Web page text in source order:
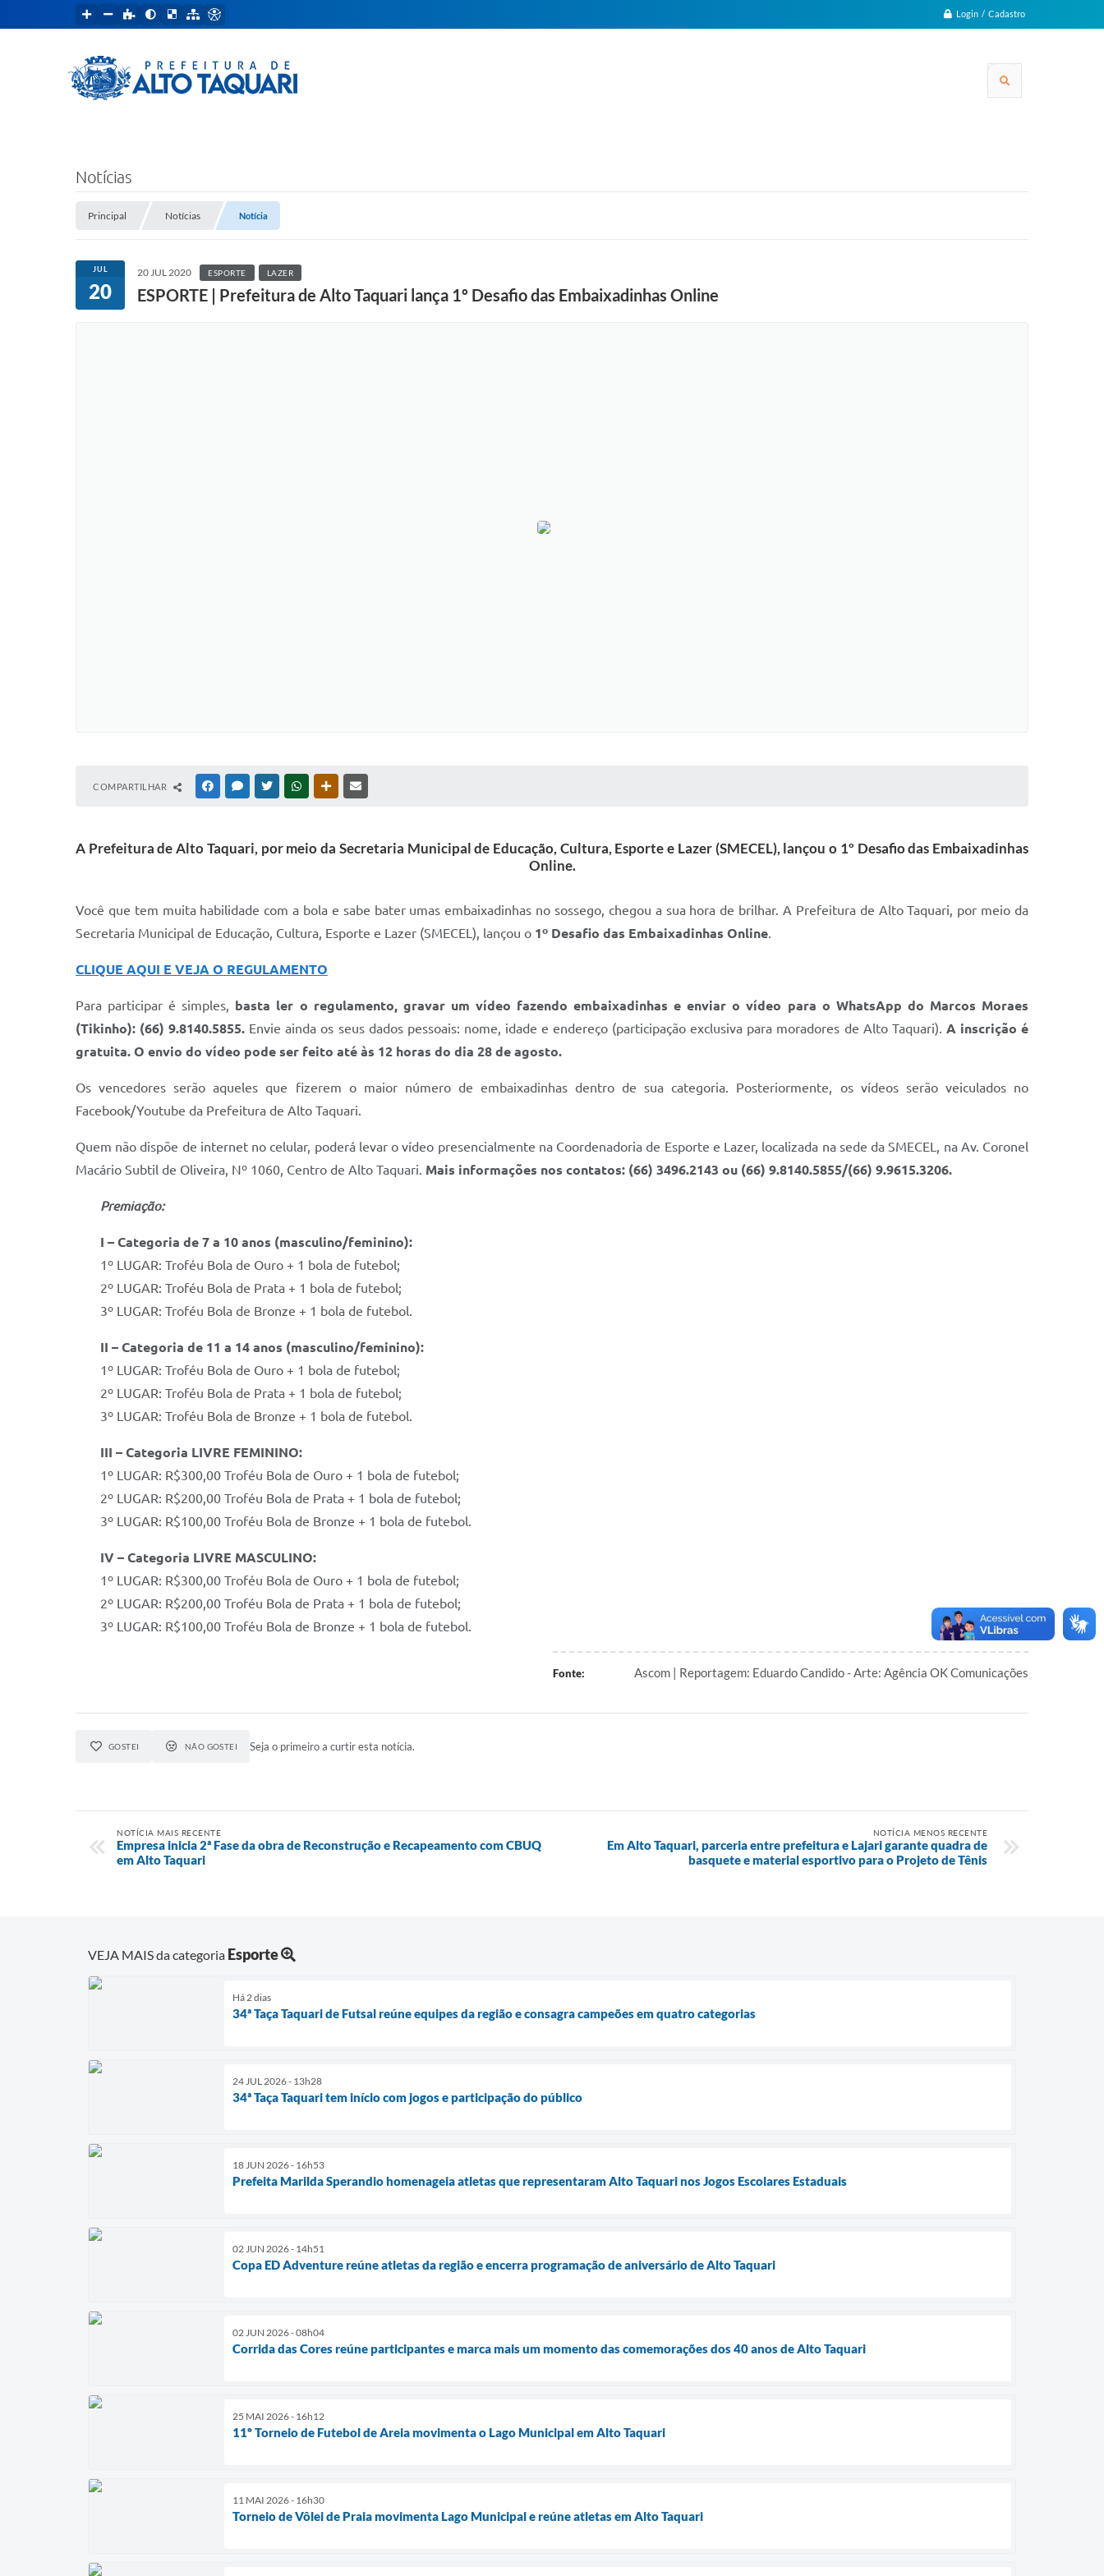
Login / Cadastro
Notícias
Principal Notícias Notícia
JUL
20
20 JUL 2020 ESPORTE LAZER
ESPORTE | Prefeitura de Alto Taquari lança 1º Desafio das Embaixadinhas Online
COMPARTILHAR FACEBOOKMESSENGER
TWITTERWHATSAPPOUTRAS MÍDIAS
A Prefeitura de Alto Taquari, por meio da Secretaria Municipal de Educação, Cultura, Esporte e Lazer (SMECEL), lançou o 1º Desafio das Embaixadinhas
Online.
Você que tem muita habilidade com a bola e sabe bater umas embaixadinhas no sossego, chegou a sua hora de brilhar. A Prefeitura de Alto Taquari, por meio da
Secretaria Municipal de Educação, Cultura, Esporte e Lazer (SMECEL), lançou o 1º Desafio das Embaixadinhas Online.
CLIQUE AQUI E VEJA O REGULAMENTO
Para participar é simples, basta ler o regulamento, gravar um vídeo fazendo embaixadinhas e enviar o vídeo para o WhatsApp do Marcos Moraes
(Tikinho): (66) 9.8140.5855. Envie ainda os seus dados pessoais: nome, idade e endereço (participação exclusiva para moradores de Alto Taquari). A inscrição é
gratuita. O envio do vídeo pode ser feito até às 12 horas do dia 28 de agosto.
Os vencedores serão aqueles que fizerem o maior número de embaixadinhas dentro de sua categoria. Posteriormente, os vídeos serão veiculados no
Facebook/Youtube da Prefeitura de Alto Taquari.
Quem não dispõe de internet no celular, poderá levar o vídeo presencialmente na Coordenadoria de Esporte e Lazer, localizada na sede da SMECEL, na Av. Coronel
Macário Subtil de Oliveira, Nº 1060, Centro de Alto Taquari. Mais informações nos contatos: (66) 3496.2143 ou (66) 9.8140.5855/(66) 9.9615.3206.
Premiação:
I – Categoria de 7 a 10 anos (masculino/feminino):
1º LUGAR: Troféu Bola de Ouro + 1 bola de futebol;
2º LUGAR: Troféu Bola de Prata + 1 bola de futebol;
3º LUGAR: Troféu Bola de Bronze + 1 bola de futebol.
II – Categoria de 11 a 14 anos (masculino/feminino):
1º LUGAR: Troféu Bola de Ouro + 1 bola de futebol;
2º LUGAR: Troféu Bola de Prata + 1 bola de futebol;
3º LUGAR: Troféu Bola de Bronze + 1 bola de futebol.
III – Categoria LIVRE FEMININO:
1º LUGAR: R$300,00 Troféu Bola de Ouro + 1 bola de futebol;
2º LUGAR: R$200,00 Troféu Bola de Prata + 1 bola de futebol;
3º LUGAR: R$100,00 Troféu Bola de Bronze + 1 bola de futebol.
IV – Categoria LIVRE MASCULINO:
1º LUGAR: R$300,00 Troféu Bola de Ouro + 1 bola de futebol;
2º LUGAR: R$200,00 Troféu Bola de Prata + 1 bola de futebol;
3º LUGAR: R$100,00 Troféu Bola de Bronze + 1 bola de futebol.
Fonte: Ascom | Reportagem: Eduardo Candido - Arte: Agência OK Comunicações
GOSTEI NÃO GOSTEI Seja o primeiro a curtir esta notícia.
NOTÍCIA MAIS RECENTE
Empresa inicia 2ª Fase da obra de Reconstrução e Recapeamento com CBUQ
em Alto Taquari
NOTÍCIA MENOS RECENTE
Em Alto Taquari, parceria entre prefeitura e Lajari garante quadra de
basquete e material esportivo para o Projeto de Tênis
VEJA MAIS da categoria Esporte
Há 2 dias
34ª Taça Taquari de Futsal reúne equipes da região e consagra campeões em quatro categorias
24 JUL 2026 - 13h28
34ª Taça Taquari tem início com jogos e participação do público
18 JUN 2026 - 16h53
Prefeita Marilda Sperandio homenageia atletas que representaram Alto Taquari nos Jogos Escolares Estaduais
02 JUN 2026 - 14h51
Copa ED Adventure reúne atletas da região e encerra programação de aniversário de Alto Taquari
02 JUN 2026 - 08h04
Corrida das Cores reúne participantes e marca mais um momento das comemorações dos 40 anos de Alto Taquari
25 MAI 2026 - 16h12
11º Torneio de Futebol de Areia movimenta o Lago Municipal em Alto Taquari
11 MAI 2026 - 16h30
Torneio de Vôlei de Praia movimenta Lago Municipal e reúne atletas em Alto Taquari